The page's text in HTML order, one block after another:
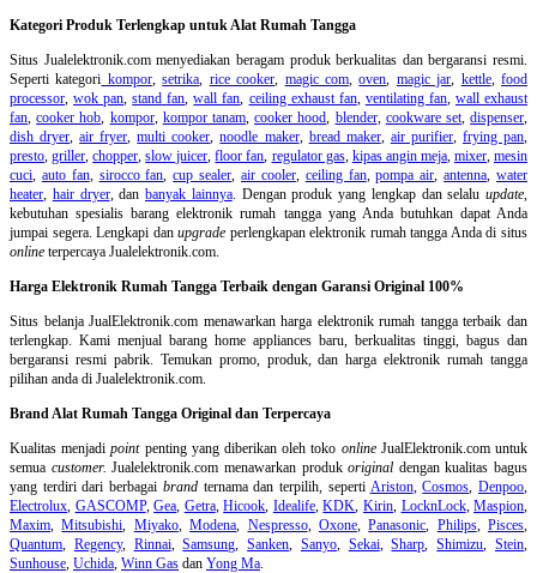
Kategori Produk Terlengkap untuk Alat Rumah Tangga
Situs Jualelektronik.com menyediakan beragam produk berkualitas dan bergaransi resmi.
Seperti kategori kompor,setrika, rice cooker, magic com,oven, magic jar, kettle,food
processor,wok pan,stand fan,wall fan, ceiling exhaust fan, ventilating fan, wall exhaust
fan,cooker hob, kompor, kompor tanam,cooker hood, blender, cookware set,dispenser,
dish dryer,air fryer,multi cooker,noodle maker, bread maker, air purifier, frying pan,
presto,griller,chopper,slow juicer,floor fan, regulator gas, kipas angin meja, mixer,mesin
cuci, auto fan, sirocco fan,cup sealer,air cooler, ceiling fan,pompa air,antenna,water
heater, hair dryer, dan banyak lainnya. Dengan produk yang lengkap dan selalu update,
kebutuhan spesialis barang elektronik rumah tangga yang Anda butuhkan dapat Anda
jumpai segera. Lengkapi danupgrade perlengkapan elektronik rumah tangga Anda di situs
online terpercaya Jualelektronik.com.
Harga Elektronik Rumah Tangga Terbaik dengan Garansi Original 100%
Situs belanjaJualElektronik.com menawarkan harga elektronik rumah tangga terbaik dan
terlengkap. Kami menjual barang home appliances baru, berkualitas tinggi, bagus dan
bergaransi resmi pabrik. Temukan promo, produk, dan harga elektronik rumah tangga
pilihan anda di Jualelektronik.com.
Brand Alat Rumah Tangga Original dan Terpercaya
Kualitas menjadipointpenting yang diberikan oleh toko onlineJualElektronik.com untuk
semua customer. Jualelektronik.com menawarkan produkoriginal dengan kualitas bagus
yang terdiri dari berbagai brandternama dan terpilih, seperti Ariston,Cosmos,Denpoo,
Electrolux, GASCOMP,Gea, Getra,Hicook, Idealife,KDK, Kirin, LocknLock,Maspion,
Maxim,Mitsubishi, Miyako,Modena, Nespresso, Oxone,Panasonic, Philips, Pisces,
Quantum, Regency, Rinnai,Samsung,Sanken, Sanyo, Sekai,Sharp,Shimizu,Stein,
Sunhouse, Uchida, Winn Gas dan Yong Ma.